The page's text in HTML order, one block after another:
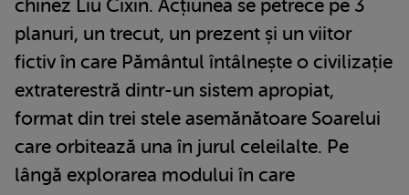
chinez Liu Cixin. Acțiunea se petrece pe 3
planuri, un trecut, un prezent și un viitor
fictiv în care Pământul întâlnește o civilizație
extraterestră dintr-un sistem apropiat,
format din trei stele asemănătoare Soarelui
care orbitează una în jurul celeilalte. Pe
lângă explorarea modului în care